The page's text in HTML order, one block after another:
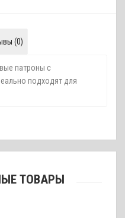
(0)
патроны с
подходят для
ТОВАРЫ